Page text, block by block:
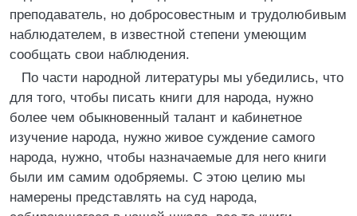
преподаватель, но добросовестным и трудолюбивым
наблюдателем, в известной степени умеющим
сообщать свои наблюдения.
По части народной литературы мы убедились, что
для того, чтобы писать книги для народа, нужно
более чем обыкновенный талант и кабинетное
изучение народа, нужно живое суждение самого
народа, нужно, чтобы назначаемые для него книги
были им самим одобряемы. С этою целию мы
намерены представлять на суд народа,